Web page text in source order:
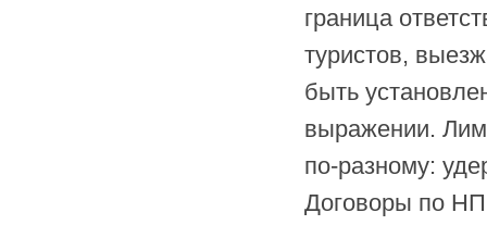
граница
туристов,
быть
выражении.
по-разному:
Договоры по